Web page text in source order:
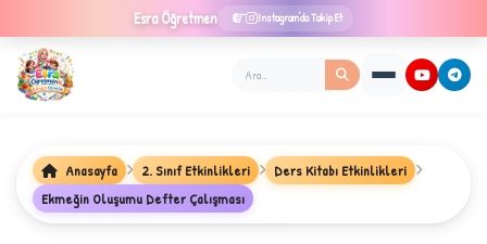
Esra Öğretmen Instagram'da Takip Et
★
Anasayfa 2. Sınıf Etkinlikleri
Ders Kitabı Etkinlikleri
Ekmeğin Oluşumu Defter Çalışması